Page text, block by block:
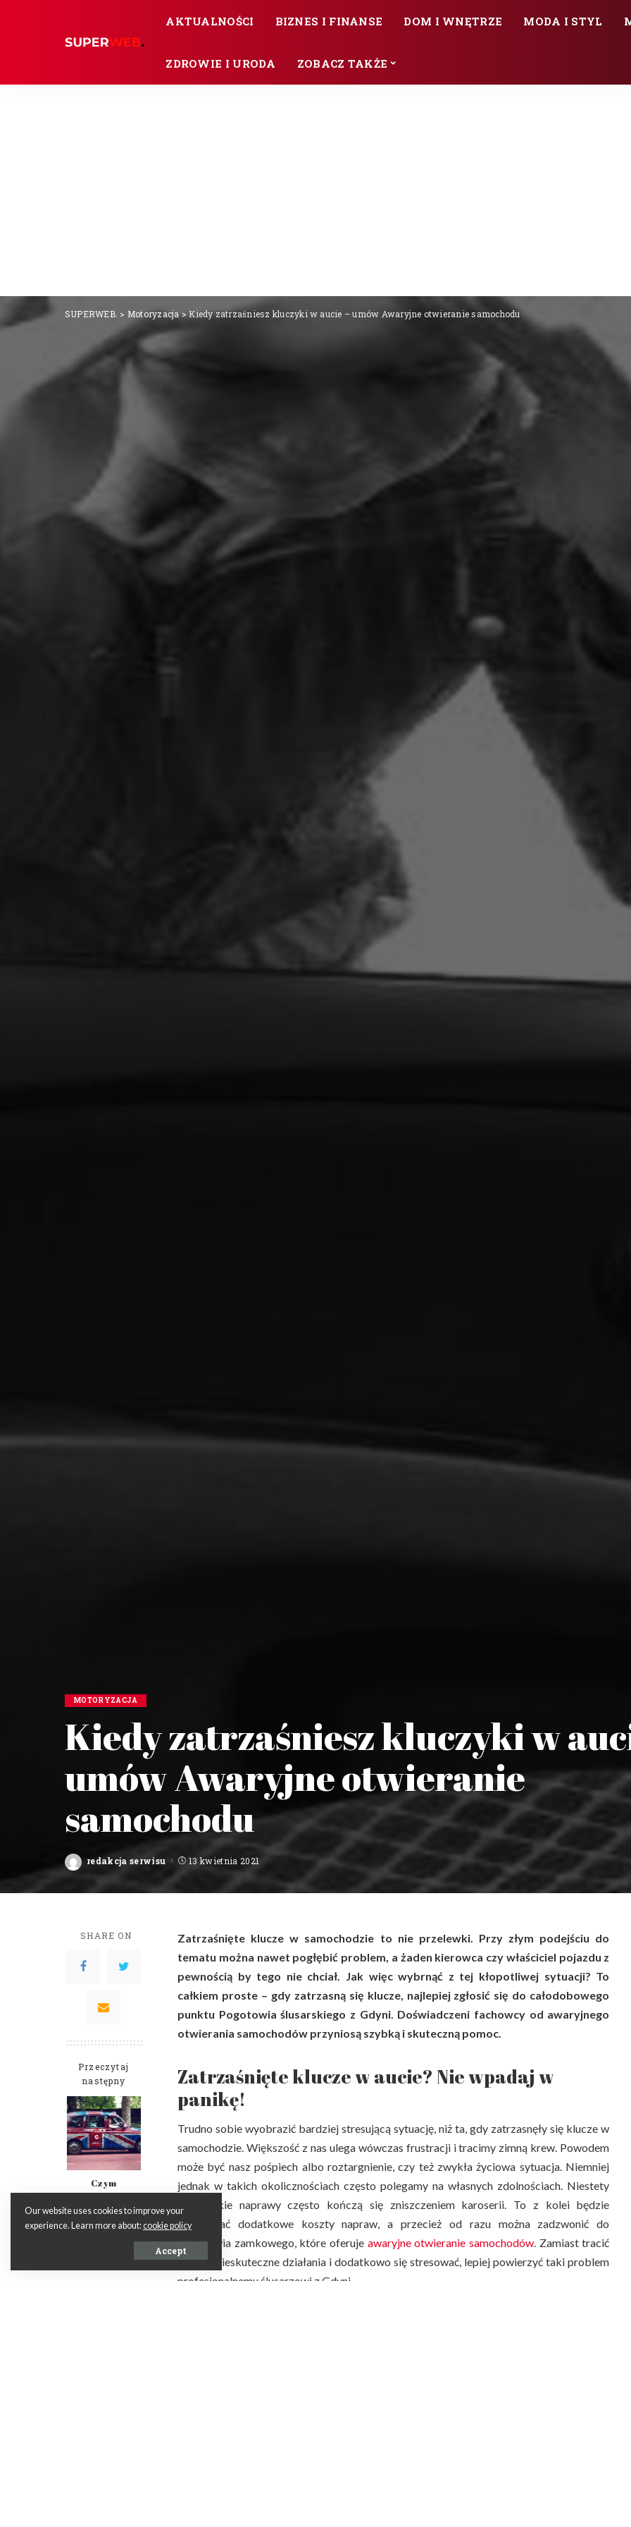
AKTUALNOŚCI BIZNES I FINANSE DOM I WNĘTRZE MODA I STYL
ZDROWIE I URODA ZOBACZ TAKŻE
SUPERWEB. > Motoryzacja >Kiedy zatrzaśniesz kluczyki w aucie – umów Awaryjne otwieranie samochodu
MOTORYZACJA
Kiedy zatrzaśniesz kluczyki w
umów Awaryjne otwieranie
samochodu
Posted
redakcja serwisu 13 kwietnia 2021
SHARE ON
Przeczytaj
następny
Czym
charakteryzują
się dobre
projekty reklam
Zatrzaśnięte klucze w samochodzie to nie przelewki. Przy złym podejściu do
tematu można nawet pogłębić problem, a żaden kierowca czy właściciel pojazdu z
pewnością by tego nie chciał. Jak więc wybrnąć z tej kłopotliwej sytuacji? To
całkiem proste – gdy zatrzasną się klucze, najlepiej zgłosić się do całodobowego
punktu Pogotowia ślusarskiego z Gdyni. Doświadczeni fachowcy od awaryjnego
otwierania samochodów przyniosą szybką i skuteczną pomoc.
Zatrzaśnięte klucze w aucie? Nie wpadaj w
panikę!
Trudno sobie wyobrazić bardziej stresującą sytuację, niż ta, gdy zatrzasnęły się klucze w
samochodzie. Większość z nas ulega wówczas frustracji i tracimy zimną krew. Powodem
może być nasz pośpiech albo roztargnienie, czy też zwykła życiowa sytuacja. Niemniej
jednak w takich okolicznościach często polegamy na własnych zdolnościach. Niestety
amatorskie naprawy często kończą się zniszczeniem karoserii. To z kolei będzie
generować dodatkowe koszty napraw, a przecież od razu można zadzwonić do
Pogotowia zamkowego, które oferuje awaryjne otwieranie samochodów. Zamiast tracić
czas na nieskuteczne działania i dodatkowo się stresować, lepiej powierzyć taki problem
profesjonalnemu ślusarzowi z Gdyni.
Our website uses cookies to improve your
experience. Learn more about:cookie policy
Accept